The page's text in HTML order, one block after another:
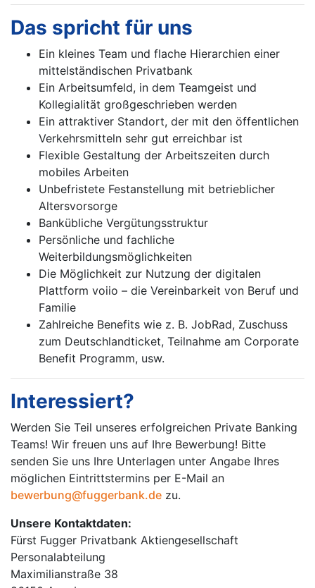
Das spricht für uns
Ein kleines Team und flache Hierarchien einer
mittelständischen Privatbank
Ein Arbeitsumfeld, in dem Teamgeist und
Kollegialität großgeschrieben werden
Ein attraktiver Standort, der mit den öffentlichen
Verkehrsmitteln sehr gut erreichbar ist
Flexible Gestaltung der Arbeitszeiten durch
mobiles Arbeiten
Unbefristete Festanstellung mit betrieblicher
Altersvorsorge
Bankübliche Vergütungsstruktur
Persönliche und fachliche
Weiterbildungsmöglichkeiten
Die Möglichkeit zur Nutzung der digitalen
Plattform voiio – die Vereinbarkeit von Beruf und
Familie
Zahlreiche Benefits wie z. B. JobRad, Zuschuss
zum Deutschlandticket, Teilnahme am Corporate
Benefit Programm, usw.
Interessiert?
Werden Sie Teil unseres erfolgreichen Private Banking
Teams! Wir freuen uns auf Ihre Bewerbung! Bitte
senden Sie uns Ihre Unterlagen unter Angabe Ihres
möglichen Eintrittstermins per E-Mail an
bewerbung@fuggerbank.de zu.
Unsere Kontaktdaten:
Fürst Fugger Privatbank Aktiengesellschaft
Personalabteilung
Maximilianstraße 38